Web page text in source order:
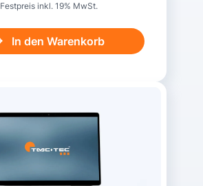
Festpreis inkl. 19% MwSt.
In den Warenkorb